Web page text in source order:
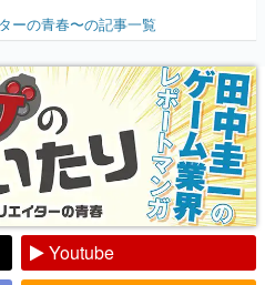
界の快男児・松山 洋に流れる血は
ャンプ』色だった【若ゲのいた
ーの青春〜の記事一覧
Youtube